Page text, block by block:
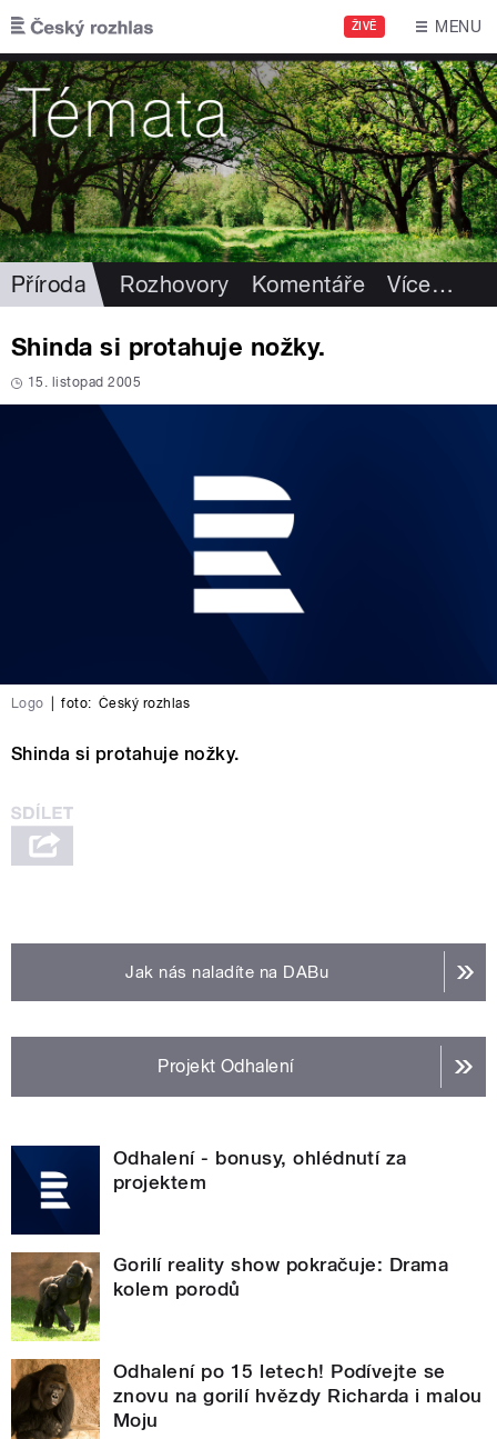
Přejít k hlavnímu obsahu
ŽIVĚ MENU
Příroda Rozhovory Komentáře Více…
Shinda si protahuje nožky.
15. listopad 2005
Logo foto: Český rozhlas
Shinda si protahuje nožky.
Jak nás naladíte na DABu
Projekt Odhalení
Odhalení - bonusy, ohlédnutí za
projektem
Gorilí reality show pokračuje: Drama
kolem porodů
Odhalení po 15 letech! Podívejte se
znovu na gorilí hvězdy Richarda i malou
Moju